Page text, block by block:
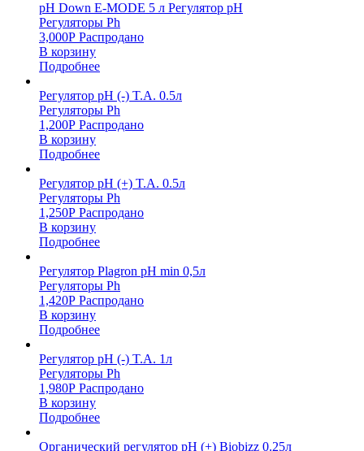
pH Down E-MODE 5 л Регулятор pH
Регуляторы Ph
3,000Р Распродано
В корзину
Подробнее
Регулятор pH (-) T.A. 0.5л
Регуляторы Ph
1,200Р Распродано
В корзину
Подробнее
Регулятор pH (+) T.A. 0.5л
Регуляторы Ph
1,250Р Распродано
В корзину
Подробнее
Регулятор Plagron pH min 0,5л
Регуляторы Ph
1,420Р Распродано
В корзину
Подробнее
Регулятор pH (-) T.A. 1л
Регуляторы Ph
1,980Р Распродано
В корзину
Подробнее
Органический регулятор pH (+) Biobizz 0.25л